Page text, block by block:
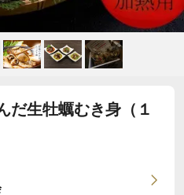
だ生牡蠣むき身（１